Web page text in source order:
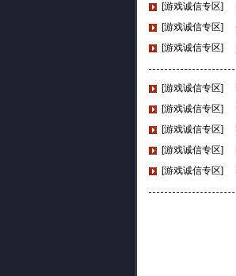
[游戏诚信专区]
[游戏诚信专区]
[游戏诚信专区]
[游戏诚信专区]
[游戏诚信专区]
[游戏诚信专区]
[游戏诚信专区]
[游戏诚信专区]